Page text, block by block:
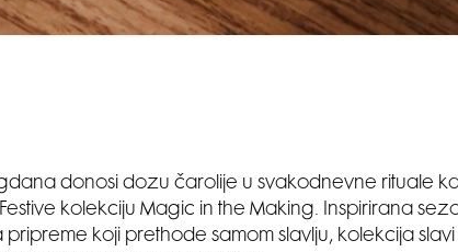
donosi dozu čarolije u svakodnevne rituale
kolekciju Magic in the Making. Inspirirana
koji prethode samom slavlju, kolekcija slavi